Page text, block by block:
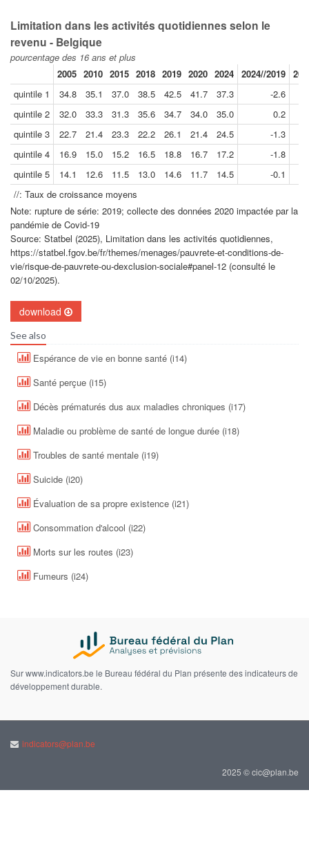
Limitation dans les activités quotidiennes selon le
revenu - Belgique
pourcentage des 16 ans et plus
2005 2010 2015 2018 2019 2020 2024 2024//2019
quintile 1
34.8 35.1 37.0 38.5 42.5 41.7 37.3
-2.6
quintile 2
32.0 33.3 31.3 35.6 34.7 34.0 35.0
0.2
quintile 3
22.7 21.4 23.3 22.2 26.1 21.4 24.5
-1.3
quintile 4
16.9 15.0 15.2 16.5 18.8 16.7 17.2
-1.8
quintile 5
14.1 12.6 11.5 13.0 14.6 11.7 14.5
-0.1
//: Taux de croissance moyens
Note: rupture de série: 2019; collecte des données 2020 impactée par la
pandémie de Covid-19
Source: Statbel (2025), Limitation dans les activités quotidiennes,
https://statbel.fgov.be/fr/themes/menages/pauvrete-et-conditions-de-
vie/risque-de-pauvrete-ou-dexclusion-sociale#panel-12 (consulté le
02/10/2025).
download
See also
Espérance de vie en bonne santé (i14)
Santé perçue (i15)
Décès prématurés dus aux maladies chroniques (i17)
Maladie ou problème de santé de longue durée (i18)
Troubles de santé mentale (i19)
Suicide (i20)
Évaluation de sa propre existence (i21)
Consommation d'alcool (i22)
Morts sur les routes (i23)
Fumeurs (i24)
Sur www.indicators.be le Bureau fédéral du Plan présente des indicateurs de
développement durable.
indicators@plan.be
2025 © cic@plan.be